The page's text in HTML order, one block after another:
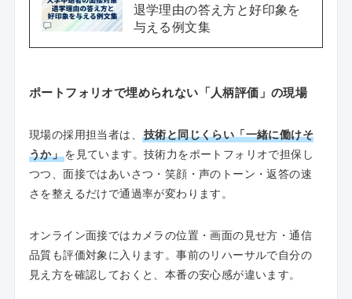
退学理由の答え方と好印象を
与える例文集
ポートフォリオで埋められない「人柄評価」の現場
現場の採用担当者は、
技術と同じくらい「一緒に働けそ
うか」を見ています。技術力をポートフォリオで担保し
つつ、面接ではあいさつ・笑顔・声のトーン・返答の速
さを整えるだけで通過率が変わります。
オンライン面接ではカメラの位置・画面の見せ方・通信
品質も評価対象に入ります。事前のリハーサルで自分の
見え方を確認しておくと、本番の安心感が違います。